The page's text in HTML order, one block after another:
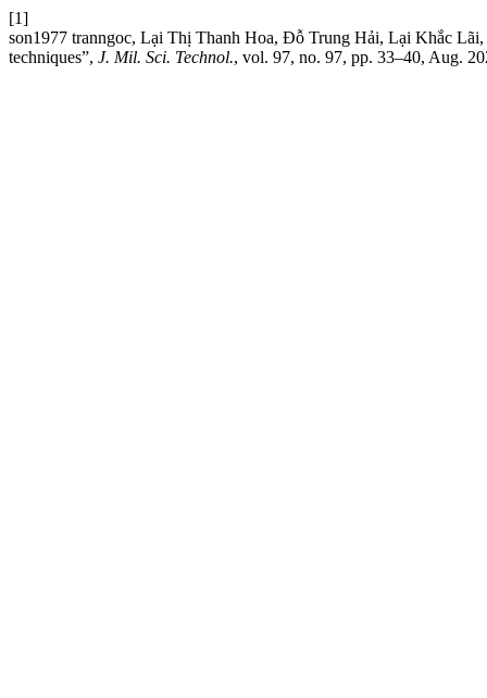
[1]
son1977 tranngoc, Lại Thị Thanh Hoa, Đỗ Trung Hải, Lại Khắc
techniques”, J. Mil. Sci. Technol., vol. 97, no. 97, pp. 33–40, Aug.